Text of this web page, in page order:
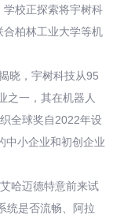
学校正探索将宇树科
柏林工业大学等机
晓，宇树科技从95
之一，其在机器人
全球奖自2022年设
中小企业和初创企业
哈迈德特意前来试
统是否流畅、阿拉